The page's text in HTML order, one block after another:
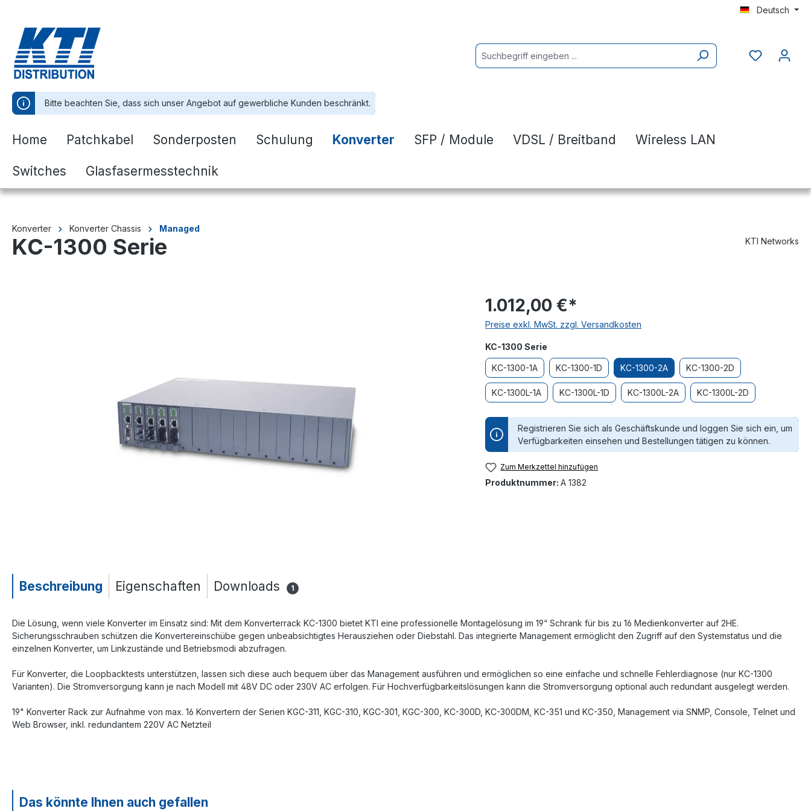
Deutsch
Bitte beachten Sie, dass sich unser Angebot auf gewerbliche Kunden beschränkt.
Home Patchkabel Sonderposten Schulung Konverter SFP / Module VDSL / Breitband Wireless LAN
Switches Glasfasermesstechnik
Konverter Konverter Chassis Managed
KC-1300 Serie KTI Networks
1.012,00 €*
Preise exkl. MwSt. zzgl. Versandkosten
KC-1300 Serie
KC-1300-1A KC-1300-1D KC-1300-2A KC-1300-2D
KC-1300L-1A KC-1300L-1D KC-1300L-2A KC-1300L-2D
Registrieren Sie sich als Geschäftskunde und loggen Sie sich ein, um
Verfügbarkeiten einsehen und Bestellungen tätigen zu können.
Zum Merkzettel hinzufügen
Produktnummer: A 1382
Beschreibung Eigenschaften Downloads 1
Die Lösung, wenn viele Konverter im Einsatz sind: Mit dem Konverterrack KC-1300 bietet KTI eine professionelle Montagelösung im 19“ Schrank für bis zu 16 Medienkonverter auf 2HE.
Sicherungsschrauben schützen die Konvertereinschübe gegen unbeabsichtigtes Herausziehen oder Diebstahl. Das integrierte Management ermöglicht den Zugriff auf den Systemstatus und die
einzelnen Konverter, um Linkzustände und Betriebsmodi abzufragen.
Für Konverter, die Loopbacktests unterstützen, lassen sich diese auch bequem über das Management ausführen und ermöglichen so eine einfache und schnelle Fehlerdiagnose (nur KC-1300
Varianten). Die Stromversorgung kann je nach Modell mit 48V DC oder 230V AC erfolgen. Für Hochverfügbarkeitslösungen kann die Stromversorgung optional auch redundant ausgelegt werden.
19" Konverter Rack zur Aufnahme von max. 16 Konvertern der Serien KGC-311, KGC-310, KGC-301, KGC-300, KC-300D, KC-300DM, KC-351 und KC-350, Management via SNMP, Console, Telnet und
Web Browser, inkl. redundantem 220V AC Netzteil
Das könnte Ihnen auch gefallen